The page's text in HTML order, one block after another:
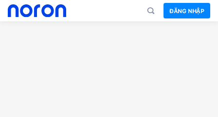
ĐĂNG NHẬP